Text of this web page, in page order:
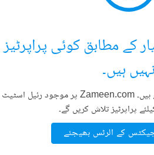
کے مطابق کوئی پراپرٹیز
نہیں ہیں۔
ہمیں بتائیے آپ کیا تلاش کر رہے ہیں۔ Zameen.com پر موجود رئیل اسٹیٹ
پراپرٹیز تلاش کریں گے۔
کے الرٹس بھیجئے